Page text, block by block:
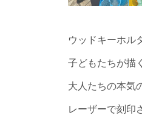
ウッドキーホル
子どもたちが描
大人たちの本気
レーザーで刻印